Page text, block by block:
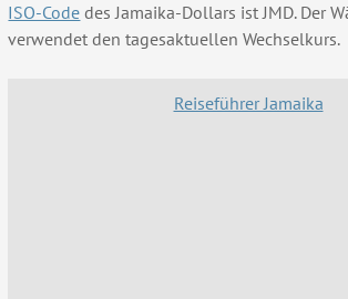
ISO-Code des Jamaika-Dollars ist JMD. Der
verwendet den tagesaktuellen Wechselkurs.
Reiseführer Jamaika